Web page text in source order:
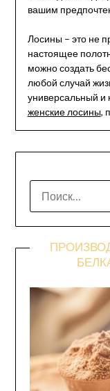
вашим
Лосины – это не
настоящее
можно создать
любой случай
универсальный и
женские лосины,